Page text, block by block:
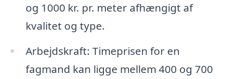
og 1000 kr. pr. meter afhængigt af
kvalitet og type.
Arbejdskraft: Timeprisen for en
fagmand kan ligge mellem 400 og 700